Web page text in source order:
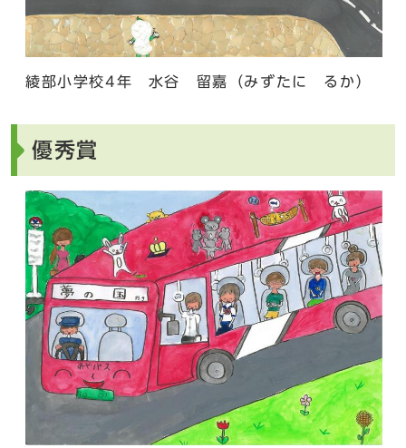
綾部小学校4年 水谷 留嘉（みずたに るか）
優秀賞